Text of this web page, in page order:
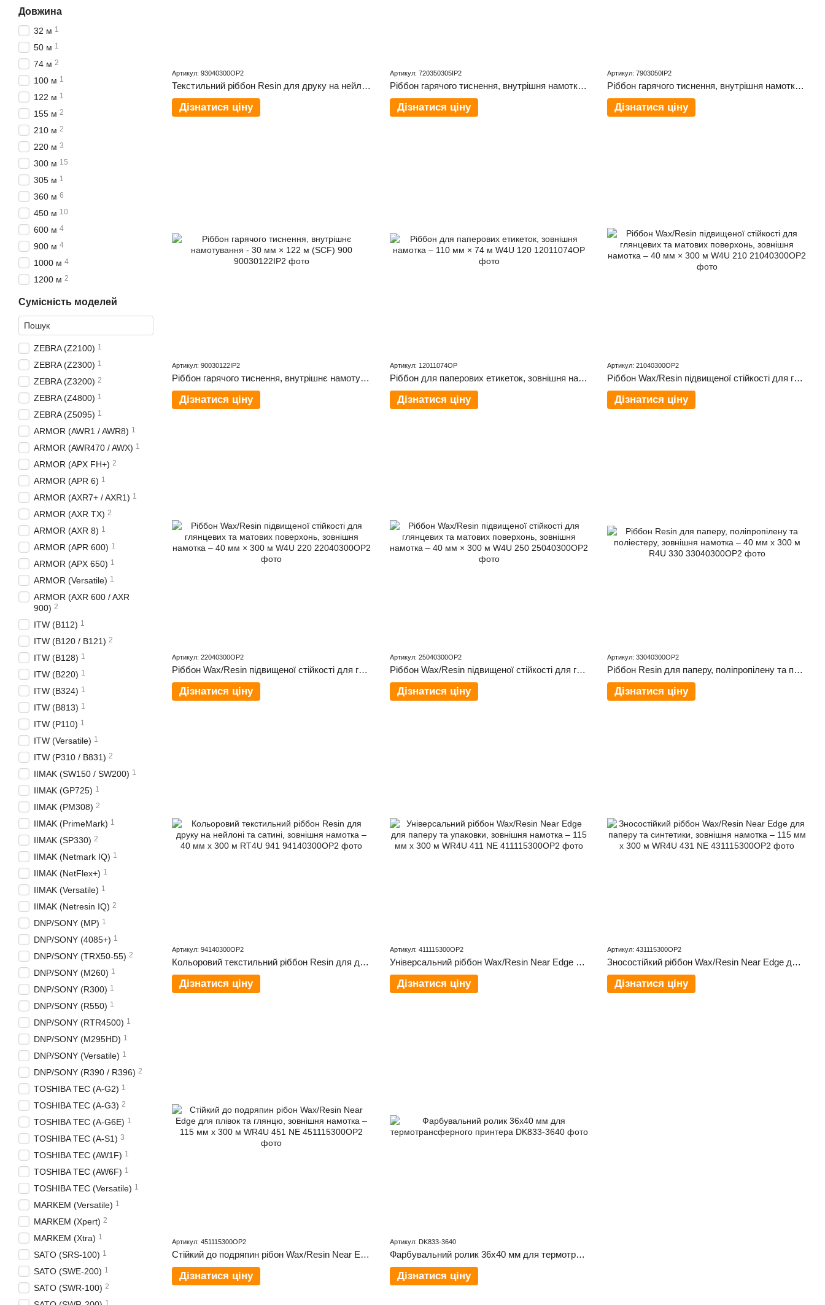
Артикул: 93040300OP2
Текстильний ріббон Resin для друку на нейлоні та сатині, зовнішня намотка – 40 мм x 300 м RT4U 930
Дізнатися ціну
Артикул: 720350305IP2
Ріббон гарячого тиснення, внутрішня намотка - 50 мм × 305 м (HF4U) 720
Дізнатися ціну
Артикул: 7903050IP2
Ріббон гарячого тиснення, внутрішня намотка - 30 мм × 50 м (HF4U) 790
Дізнатися ціну
Артикул: 90030122IP2
Ріббон гарячого тиснення, внутрішнє намотування - 30 мм × 122 м (SCF) 900
Дізнатися ціну
Артикул: 12011074OP
Ріббон для паперових етикеток, зовнішня намотка – 110 мм × 74 м W4U 120
Дізнатися ціну
Артикул: 21040300OP2
Ріббон Wax/Resin підвищеної стійкості для глянцевих та матових поверхонь, зовнішня намотка – 40 мм × 300 м W4U 210
Дізнатися ціну
Артикул: 22040300OP2
Ріббон Wax/Resin підвищеної стійкості для глянцевих та матових поверхонь, зовнішня намотка – 40 мм × 300 м W4U 220
Дізнатися ціну
Артикул: 25040300OP2
Ріббон Wax/Resin підвищеної стійкості для глянцевих та матових поверхонь, зовнішня намотка – 40 мм × 300 м W4U 250
Дізнатися ціну
Артикул: 33040300OP2
Ріббон Resin для паперу, поліпропілену та поліестеру, зовнішня намотка – 40 мм x 300 м R4U 330
Дізнатися ціну
Артикул: 94140300OP2
Кольоровий текстильний ріббон Resin для друку на нейлоні та сатині, зовнішня намотка – 40 мм x 300 м RT4U 941
Дізнатися ціну
Артикул: 411115300OP2
Універсальний ріббон Wax/Resin Near Edge для паперу та упаковки, зовнішня намотка – 115 мм x 300 м WR4U 411 NE
Дізнатися ціну
Артикул: 431115300OP2
Зносостійкий ріббон Wax/Resin Near Edge для паперу та синтетики, зовнішня намотка – 115 мм x 300 м WR4U 431 NE
Дізнатися ціну
Артикул: 451115300OP2
Стійкий до подряпин рібон Wax/Resin Near Edge для плівок та глянцю, зовнішня намотка – 115 мм x 300 м WR4U 451 NE
Дізнатися ціну
Артикул: DK833-3640
Фарбувальний ролик 36x40 мм для термотрансферного принтера
Дізнатися ціну
Довжина
32 м 1
50 м 1
74 м 2
100 м 1
122 м 1
155 м 2
210 м 2
220 м 3
300 м 15
305 м 1
360 м 6
450 м 10
600 м 4
900 м 4
1000 м 4
1200 м 2
Сумісність моделей
ZEBRA (Z2100) 1
ZEBRA (Z2300) 1
ZEBRA (Z3200) 2
ZEBRA (Z4800) 1
ZEBRA (Z5095) 1
ARMOR (AWR1 / AWR8) 1
ARMOR (AWR470 / AWX) 1
ARMOR (APX FH+) 2
ARMOR (APR 6) 1
ARMOR (AXR7+ / AXR1) 1
ARMOR (AXR TX) 2
ARMOR (AXR 8) 1
ARMOR (APR 600) 1
ARMOR (APX 650) 1
ARMOR (Versatile) 1
ARMOR (AXR 600 / AXR
900) 2
ITW (B112) 1
ITW (B120 / B121) 2
ITW (B128) 1
ITW (B220) 1
ITW (B324) 1
ITW (B813) 1
ITW (P110) 1
ITW (Versatile) 1
ITW (P310 / B831) 2
IIMAK (SW150 / SW200) 1
IIMAK (GP725) 1
IIMAK (PM308) 2
IIMAK (PrimeMark) 1
IIMAK (SP330) 2
IIMAK (Netmark IQ) 1
IIMAK (NetFlex+) 1
IIMAK (Versatile) 1
IIMAK (Netresin IQ) 2
DNP/SONY (MP) 1
DNP/SONY (4085+) 1
DNP/SONY (TRX50-55) 2
DNP/SONY (M260) 1
DNP/SONY (R300) 1
DNP/SONY (R550) 1
DNP/SONY (RTR4500) 1
DNP/SONY (M295HD) 1
DNP/SONY (Versatile) 1
DNP/SONY (R390 / R396) 2
TOSHIBA TEC (A-G2) 1
TOSHIBA TEC (A-G3) 2
TOSHIBA TEC (A-G6E) 1
TOSHIBA TEC (A-S1) 3
TOSHIBA TEC (AW1F) 1
TOSHIBA TEC (AW6F) 1
TOSHIBA TEC (Versatile) 1
MARKEM (Versatile) 1
MARKEM (Xpert) 2
MARKEM (Xtra) 1
SATO (SRS-100) 1
SATO (SWE-200) 1
SATO (SWR-100) 2
1